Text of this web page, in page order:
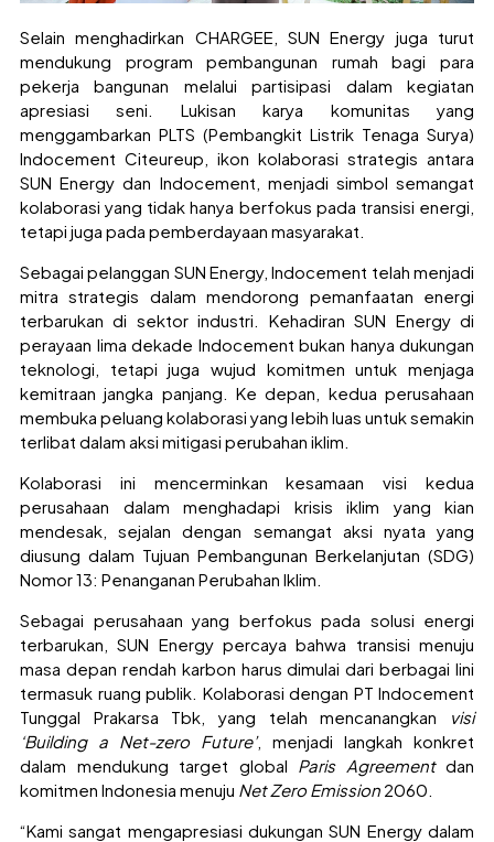
Selain menghadirkan CHARGEE, SUN Energy juga turut
mendukung program pembangunan rumah bagi para
pekerja bangunan melalui partisipasi dalam kegiatan
apresiasi seni. Lukisan karya komunitas yang
menggambarkan PLTS (Pembangkit Listrik Tenaga Surya)
Indocement Citeureup, ikon kolaborasi strategis antara
SUN Energy dan Indocement, menjadi simbol semangat
kolaborasi yang tidak hanya berfokus pada transisi energi,
tetapi juga pada pemberdayaan masyarakat.
Sebagai pelanggan SUN Energy, Indocement telah menjadi
mitra strategis dalam mendorong pemanfaatan energi
terbarukan di sektor industri. Kehadiran SUN Energy di
perayaan lima dekade Indocement bukan hanya dukungan
teknologi, tetapi juga wujud komitmen untuk menjaga
kemitraan jangka panjang. Ke depan, kedua perusahaan
membuka peluang kolaborasi yang lebih luas untuk semakin
terlibat dalam aksi mitigasi perubahan iklim.
Kolaborasi ini mencerminkan kesamaan visi kedua
perusahaan dalam menghadapi krisis iklim yang kian
mendesak, sejalan dengan semangat aksi nyata yang
diusung dalam Tujuan Pembangunan Berkelanjutan (SDG)
Nomor 13: Penanganan Perubahan Iklim.
Sebagai perusahaan yang berfokus pada solusi energi
terbarukan, SUN Energy percaya bahwa transisi menuju
masa depan rendah karbon harus dimulai dari berbagai lini
termasuk ruang publik. Kolaborasi dengan PT Indocement
Tunggal Prakarsa Tbk, yang telah mencanangkan
visi
‘Building a Net-zero Future’, menjadi langkah konkret
dalam mendukung target global
Paris Agreementdan
komitmen Indonesia menuju Net Zero Emission 2060.
“Kami sangat mengapresiasi dukungan SUN Energy dalam